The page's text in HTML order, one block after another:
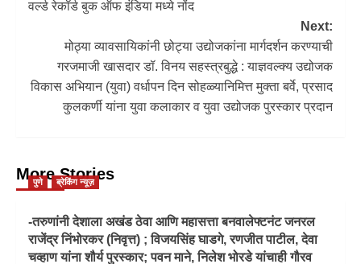
वर्ल्ड रेकॉर्ड बुक ऑफ इंडिया मध्ये नोंद
Next:
मोठ्या व्यावसायिकांनी छोट्या उद्योजकांना मार्गदर्शन करण्याची
गरजमाजी खासदार डॉ. विनय सहस्त्रबुद्धे : याज्ञवल्क्य उद्योजक
विकास अभियान (युवा) वर्धापन दिन सोहळ्यानिमित्त मुक्ता बर्वे, प्रसाद
कुलकर्णी यांना युवा कलाकार व युवा उद्योजक पुरस्कार प्रदान
More Stories
पुणे ब्रेकिंग न्यूज़
-तरुणांनी देशाला अखंड ठेवा आणि महासत्ता बनवालेफ्टनंट जनरल
राजेंद्र निंभोरकर (निवृत्त) ; विजयसिंह घाडगे, रणजीत पाटील, देवा
चव्हाण यांना शौर्य पुरस्कार; पवन माने, निलेश भोरडे यांचाही गौरव